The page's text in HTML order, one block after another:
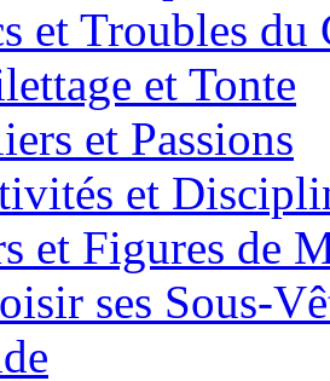
et Troubles du
et Tonte
et Passions
et
et Figures de
ses Sous-